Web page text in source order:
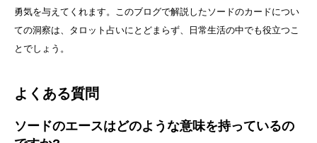
勇気を与えてくれます。このブログで解説したソードのカードについ
ての洞察は、タロット占いにとどまらず、日常生活の中でも役立つこ
とでしょう。
よくある質問
ソードのエースはどのような意味を持っているの